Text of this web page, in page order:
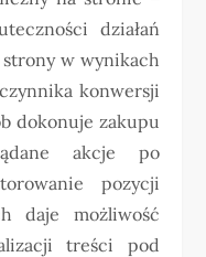
działań
w wynikach
konwersji
dokonuje zakupu
akcje po
pozycji
daje możliwość
treści pod